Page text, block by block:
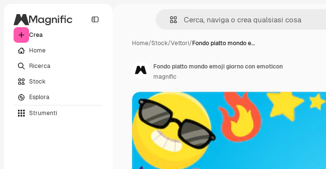
Crea
Home
Ricerca
Stock
Esplora
Strumenti
Home/Stock/Vettori/Fondo piatto mondo e…
Fondo piatto mondo emoji giorno con emoticon
magnific